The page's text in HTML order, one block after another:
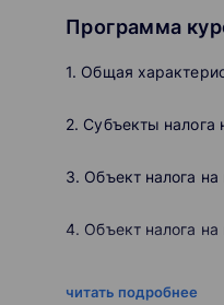
Любой
университетов
университете.
Программа
1. Общая
2. Субъекты налога
3. Объект налога
4. Объект налога
читать подробнее